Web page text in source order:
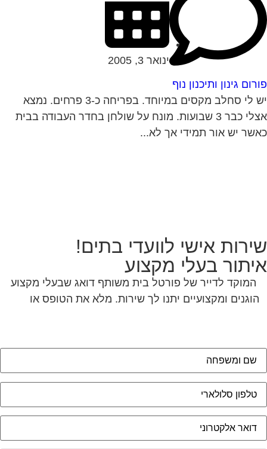
גינון ותיכנון נוף
ינואר 3, 2005
יש לי סחלב מקסים במיוחד. בפריחה כ-3 פרחים. נמצא
אצלי כבר 3 שבועות. מונח על שולחן בחדר העבודה בבית
יש אור תמידי אך לא...
אישי לוועדי בתים!
בעלי מקצוע
המוקד לדייר של פורטל בית משותף דואג שבעלי מקצוע
הוגנים ומקצועיים יתנו לך שירות. מלא את הטופס אולחץ